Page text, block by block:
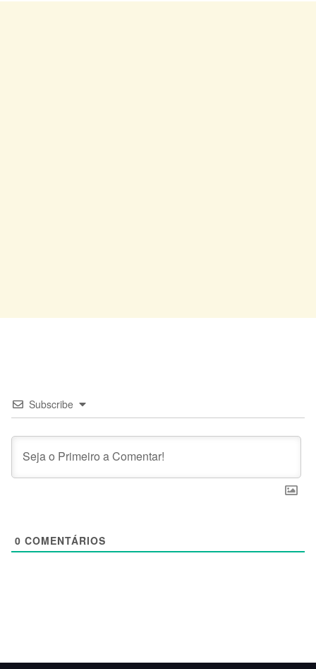
Subscribe
0 COMENTÁRIOS